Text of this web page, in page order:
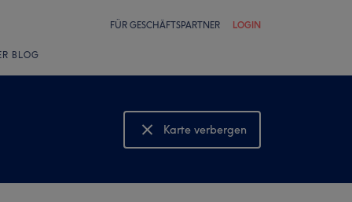
FÜR GESCHÄFTSPARTNER LOGIN
BLOG
Karte verbergen
Karte anzeigen